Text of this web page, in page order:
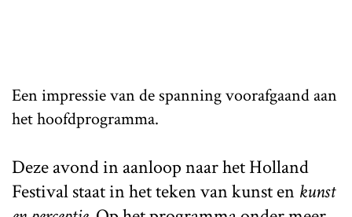
Een impressie van de spanning voorafgaand aan
het hoofdprogramma.
Deze avond in aanloop naar het Holland
Festival staat in het teken van kunst en kunst